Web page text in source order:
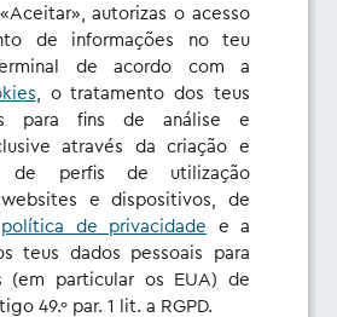
ganhas com
isto?
com as nossas equipas de
de produtos
autorizas o acesso
de informações no teu
de acordo com a
, o tratamento dos teus
para fins de análise e
através da criação e
de perfis de utilização
e dispositivos, de
política de privacidade e a
teus dados pessoais para
(em particular os EUA) de
49.º par. 1 lit. a RGPD.